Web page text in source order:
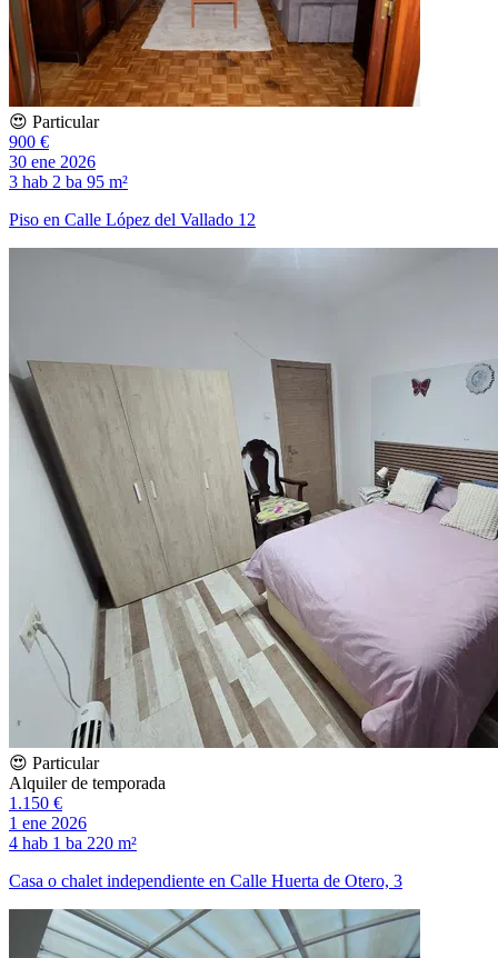
😍 Particular
900 €
30 ene 2026
3 hab 2 ba 95 m²
Piso en Calle López del Vallado 12
😍 Particular
Alquiler de temporada
1.150 €
1 ene 2026
4 hab 1 ba 220 m²
Casa o chalet independiente en Calle Huerta de Otero, 3